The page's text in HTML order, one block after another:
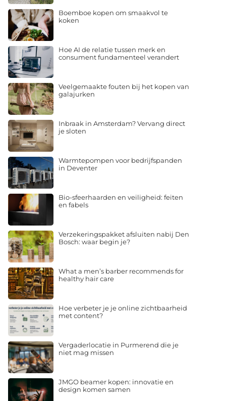
Boemboe kopen om smaakvol te
koken
Hoe AI de relatie tussen merk en
consument fundamenteel verandert
Veelgemaakte fouten bij het kopen van
galajurken
Inbraak in Amsterdam? Vervang direct
je sloten
Warmtepompen voor bedrijfspanden
in Deventer
Bio-sfeerhaarden en veiligheid: feiten
en fabels
Verzekeringspakket afsluiten nabij Den
Bosch: waar begin je?
What a men’s barber recommends for
healthy hair care
Hoe verbeter je je online zichtbaarheid
met content?
Vergaderlocatie in Purmerend die je
niet mag missen
JMGO beamer kopen: innovatie en
design komen samen